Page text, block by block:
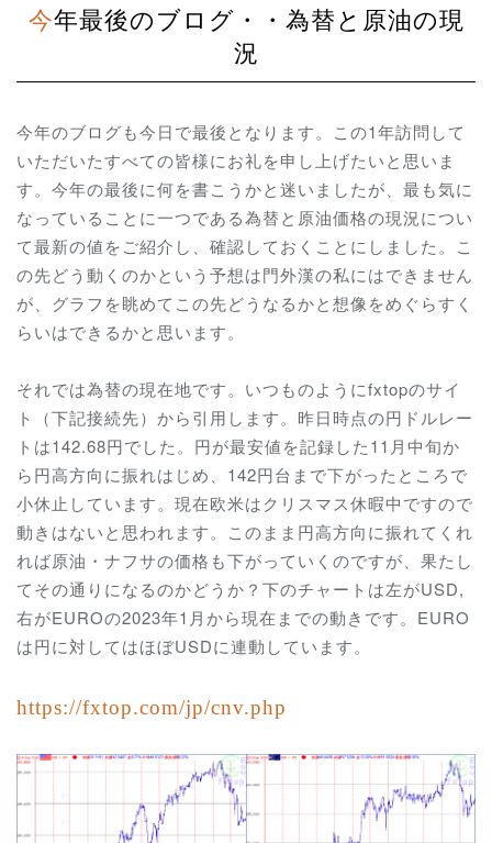
今年最後のブログ・・為替と原油の現
況
今年のブログも今日で最後となります。この1年訪問して
いただいたすべての皆様にお礼を申し上げたいと思いま
す。今年の最後に何を書こうかと迷いましたが、最も気に
なっていることに一つである為替と原油価格の現況につい
て最新の値をご紹介し、確認しておくことにしました。こ
の先どう動くのかという予想は門外漢の私にはできません
が、グラフを眺めてこの先どうなるかと想像をめぐらすく
らいはできるかと思います。
それでは為替の現在地です。いつものようにfxtopのサイ
ト（下記接続先）から引用します。昨日時点の円ドルレー
トは142.68円でした。円が最安値を記録した11月中旬か
ら円高方向に振れはじめ、142円台まで下がったところで
小休止しています。現在欧米はクリスマス休暇中ですので
動きはないと思われます。このまま円高方向に振れてくれ
れば原油・ナフサの価格も下がっていくのですが、果たし
てその通りになるのかどうか？下のチャートは左がUSD,
右がEUROの2023年1月から現在までの動きです。EURO
は円に対してはほぼUSDに連動しています。
https://fxtop.com/jp/cnv.php